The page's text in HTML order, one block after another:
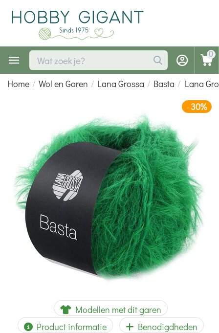
0
Home / Wol en Garen / Lana Grossa / Basta / Lana
-30%
Modellen met dit garen
Product informatie
Benodigdheden